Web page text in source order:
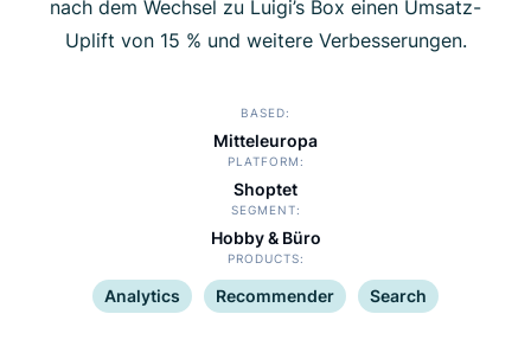
nach dem Wechsel zu Luigi’s Box einen Umsatz-
Uplift von 15 % und weitere Verbesserungen.
BASED
Mitteleuropa
PLATFORM
Shoptet
SEGMENT
Hobby & Büro
PRODUCTS
Analytics Recommender Search